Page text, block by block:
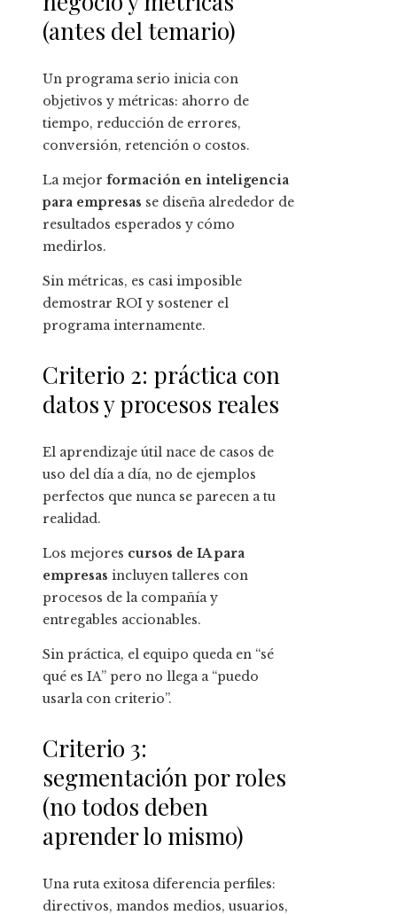
(antes del temario)
Un programa serio inicia con
objetivos y métricas: ahorro de
tiempo, reducción de errores,
conversión, retención o costos.
La mejor formación en inteligencia
para empresas se diseña alrededor de
resultados esperados y cómo
medirlos.
Sin métricas, es casi imposible
demostrar ROI y sostener el
programa internamente.
Criterio 2: práctica con
datos y procesos reales
El aprendizaje útil nace de casos de
uso del día a día, no de ejemplos
perfectos que nunca se parecen a tu
realidad.
Los mejores cursos de IA para
empresas incluyen talleres con
procesos de la compañía y
entregables accionables.
Sin práctica, el equipo queda en “sé
qué es IA” pero no llega a “puedo
usarla con criterio”.
Criterio 3:
segmentación por roles
(no todos deben
aprender lo mismo)
Una ruta exitosa diferencia perfiles:
directivos, mandos medios, usuarios,